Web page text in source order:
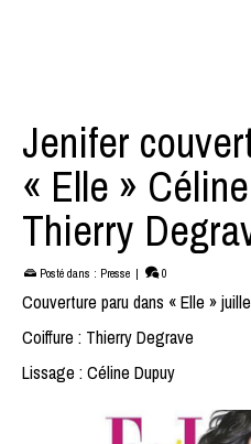
Jenifer
« Elle »
Thierry
Posté dans : Presse | 0
Couverture paru dans « Elle »
Coiffure : Thierry Degrave
Lissage : Céline Dupuy